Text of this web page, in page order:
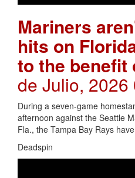
Mariners
hits on
to the benefit
de Julio, 2026
During a seven-game
afternoon against the Seattle
Fla., the Tampa Bay Rays
Deadspin